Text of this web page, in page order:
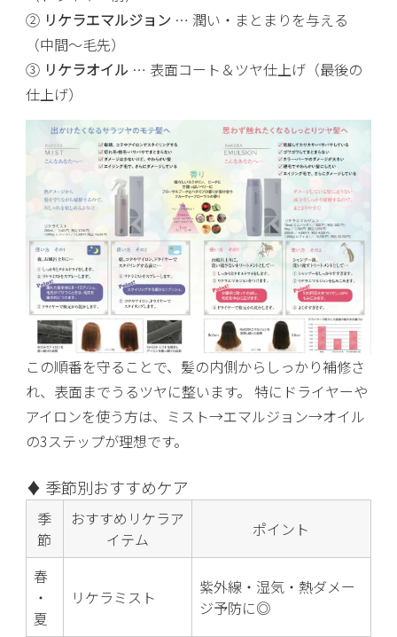
② リケラエマルジョン… 潤い・まとまりを与える
（中間〜毛先）
③ リケラオイル … 表面コート＆ツヤ仕上げ（最後の
仕上げ）
この順番を守ることで、髪の内側からしっかり補修さ
れ、表面までうるツヤに整います。 特にドライヤーや
アイロンを使う方は、ミスト→エマルジョン→オイル
の3ステップが理想です。
♦ 季節別おすすめケア
季
節
おすすめリケラア
イテム
ポイント
春
・
夏
リケラミスト
紫外線・湿気・熱ダメー
ジ予防に◎